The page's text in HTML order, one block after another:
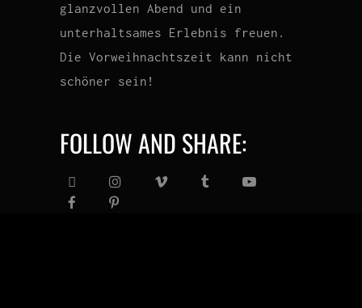
glanzvollen Abend und ein
unterhaltsames Erlebnis freuen.
Die Vorweihnachtszeit kann nicht
schöner sein!
FOLLOW AND SHARE: